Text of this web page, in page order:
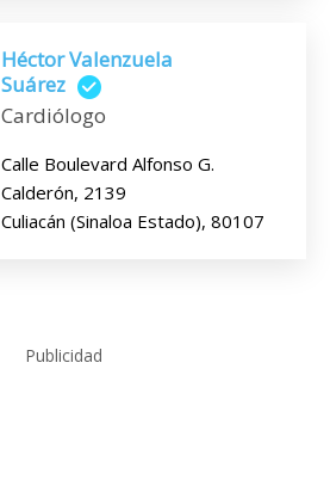
Héctor Valenzuela
Suárez
Cardiólogo
Calle Boulevard Alfonso G.
Calderón, 2139
Culiacán (Sinaloa Estado), 80107
Publicidad